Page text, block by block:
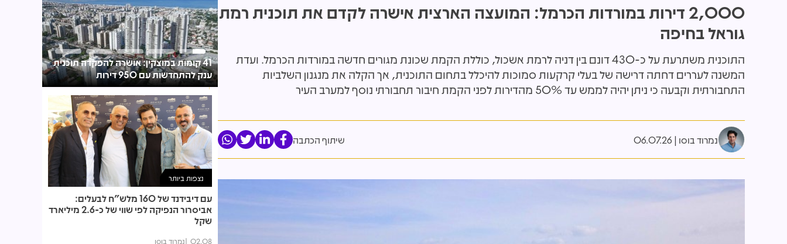
2,000 דירות במורדות הכרמל: המועצה הארצית אישרה לקדם את תוכנית רמת
גוראל בחיפה
התוכנית משתרעת על כ-430 דונם בין דניה לרמת אשכול, כוללת הקמת שכונת מגורים חדשה במורדות הכרמל. ועדת
המשנה לעררים דחתה דרישה של בעלי קרקעות סמוכות להיכלל בתחום התוכנית, אך הקלה את מנגנון השלביות
התחבורתית וקבעה כי ניתן יהיה לממש עד 50% מהדירות לפני הקמת חיבור תחבורתי נוסף למערב העיר
נמרוד בוסו 06.07.26 שיתוף הכתבה
41 קומות במוצקין: אושרה להפקדה תוכנית
ענק להתחדשות עם 950 דירות
נצפות ביותר
עם דיבידנד של 160 מלש"ח לבעלים:
אביסרור הנפיקה לפי שווי של כ-2.6 מיליארד
שקל
02.08 נמרוד בוסו